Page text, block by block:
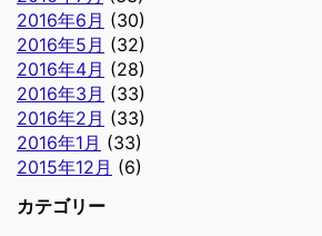
2016年6月 (30)
2016年5月 (32)
2016年4月 (28)
2016年3月 (33)
2016年2月 (33)
2016年1月 (33)
2015年12月 (6)
カテゴリー